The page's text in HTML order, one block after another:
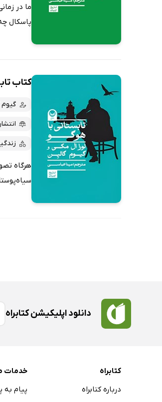
ما در
پاسکال
کتاب
گیوم
هرگاه
دانلود اپلیکیشن کتابراه
کتابراه
درباره کتابراه
خدمات
پیام به